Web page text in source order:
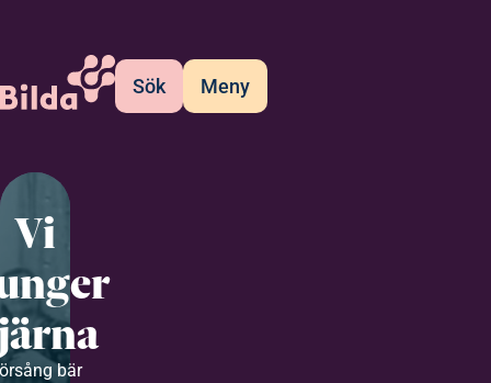
Sök Meny
Vi
bär